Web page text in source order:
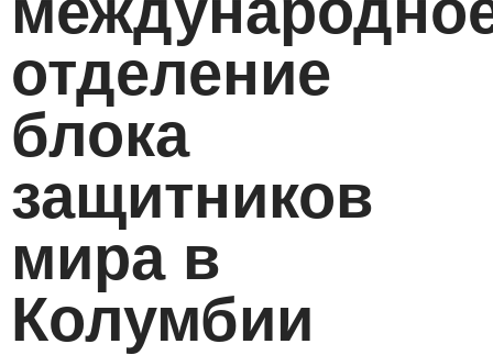
отделение
блока
защитников
мира в
Колумбии